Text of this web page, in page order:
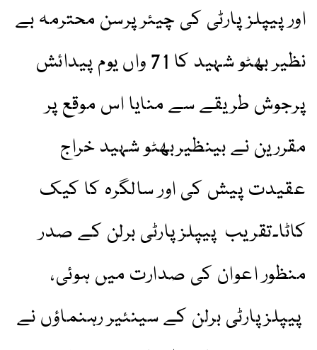
اور پیپلز پارٹی کی چیئرپرسن محترمہ بے
نظیر بھٹو شہید کا 71 واں یوم پیدائش
پرجوش طریقے سے منایا اس موقع پر
مقررین نے بینظیربھٹو شہید خراج
عقیدت پیش کی اور سالگرہ کا کیک
کاٹا۔تقریب پیپلزپارٹی برلن کے صدر
منظور اعوان کی صدارت میں ہوئی،
پیپلزپارٹی برلن کے سینئیر رہنماؤں نے